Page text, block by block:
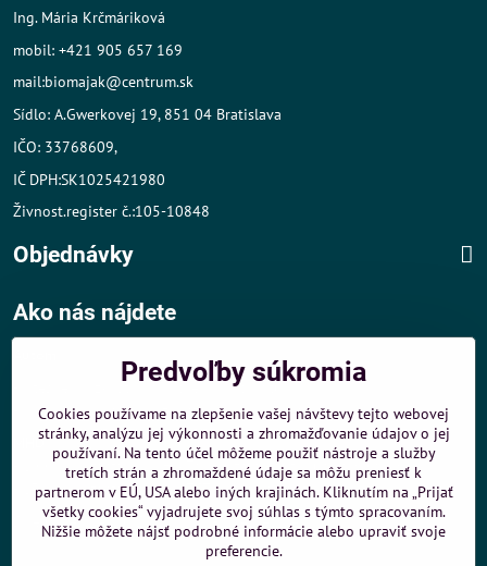
Ing. Mária Krčmáriková
mobil: +421 905 657 169
mail:biomajak@centrum.sk
Sídlo: A.Gwerkovej 19, 851 04 Bratislava
IČO: 33768609,
IČ DPH:SK1025421980
Živnost.register č.:105-10848
Objednávky
Ako nás nájdete
- v tesnej blízkosti diaľničného obchvatu
- dobré parkovacie možnosti 40 m od predajne
MHD:
- 200 m od zastávky MHD Záporožská - autobusy č. 80 a 88
- 250 m od zastávky MHD ŽST Petržalka - autobus 99
Sme umiestnení uShopMania- Internetové nákupy
Predvoľby súkromia
Cookies používame na zlepšenie vašej návštevy tejto webovej
stránky, analýzu jej výkonnosti a zhromažďovanie údajov o jej
používaní. Na tento účel môžeme použiť nástroje a služby
tretích strán a zhromaždené údaje sa môžu preniesť k
partnerom v EÚ, USA alebo iných krajinách. Kliknutím na „Prijať
všetky cookies“ vyjadrujete svoj súhlas s týmto spracovaním.
Nižšie môžete nájsť podrobné informácie alebo upraviť svoje
preferencie.